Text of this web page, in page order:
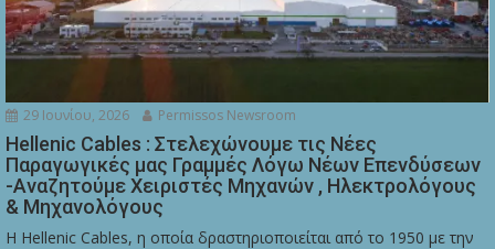
29 Ιουνίου, 2026 Permissos Newsroom
Hellenic Cables : Στελεχώνουμε τις Νέες
Παραγωγικές μας Γραμμές Λόγω Νέων Επενδύσεων
-Αναζητούμε Χειριστές Μηχανών , Ηλεκτρολόγους
& Μηχανολόγους
Η Hellenic Cables, η οποία δραστηριοποιείται από το 1950 με την